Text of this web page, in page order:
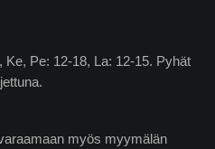
Ke, Pe: 12-18, La: 12-15. Pyhät
myös myymälän